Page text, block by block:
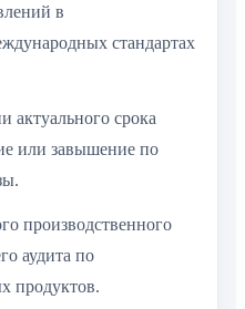
в
стандартах
актуального срока
или завышение по
производственного
аудита по
продуктов.